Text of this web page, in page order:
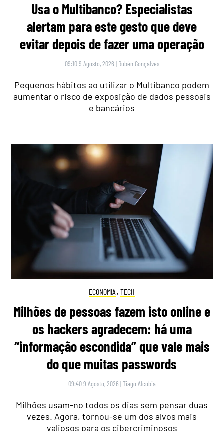
Usa o Multibanco? Especialistas
alertam para este gesto que deve
evitar depois de fazer uma operação
09:10 9 Agosto, 2026 | Rubén Gonçalves
Pequenos hábitos ao utilizar o Multibanco podem
aumentar o risco de exposição de dados pessoais
e bancários
ECONOMIA , TECH
Milhões de pessoas fazem isto online e
os hackers agradecem: há uma
“informação escondida” que vale mais
do que muitas passwords
09:40 9 Agosto, 2026 |Tiago Alcobia
Milhões usam-no todos os dias sem pensar duas
vezes. Agora, tornou-se um dos alvos mais
valiosos para os cibercriminosos